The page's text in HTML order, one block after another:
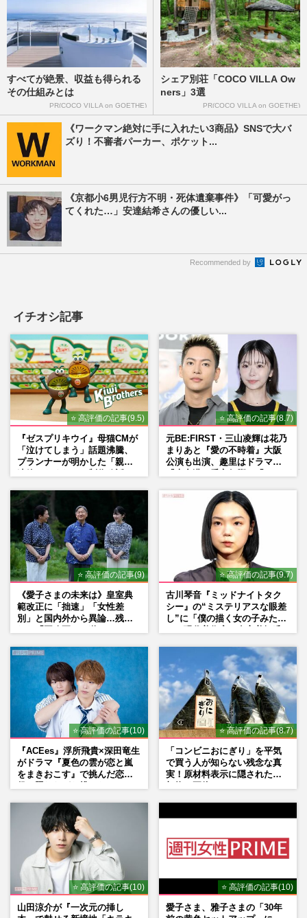
すべてが絶景、収益も得られる
その仕組みとは
PR(COCO VILLA on GOETHE)
シェア別荘「COCO VILLA Ow
ners」3選
PR(COCO VILLA on GOETHE)
《ワークマン絶対に手に入れたい3商品》SNSで大バ
ズり！不審者パーカー、ポケット...
《京都小6男児行方不明・死体遺棄事件》「可愛がっ
てくれた…」安達結希さんの優しい...
Recommended by
イチオシ記事
⭐ 高評価の記事(9.5)
『ゼスプリキウイ』母猫CMが
「泣けてしまう」話題沸騰、
プランナーが明かした「親に
⭐ 高評価の記事(8.7)
元BE:FIRST・三山凌輝は花乃
まりあと『愛の不時着』大阪
公演も出演、趣里はドラマ
⭐ 高評価の記事(9)
《愛子さまの未来は》皇室典
範改正に「拙速」「女性差
別」と国内外から異論…残さ
⭐ 高評価の記事(9.7)
古川琴音『ミッドナイトタク
シー』の“ミステリアスな眼差
し”に「僕の描く女の子みた
⭐ 高評価の記事(10)
『ACEes』浮所飛貴×深田竜生
がドラマ『夏色の雲が恋と嵐
をまきおこす』で挑んだ恋人
⭐ 高評価の記事(8.7)
「コンビニおにぎり」を平気
で買う人が知らない残念な真
実！原材料表示に隠された添
⭐ 高評価の記事(10)
山田涼介が『一次元の挿し
⭐ 高評価の記事(10)
愛子さま、雅子さまの「30年